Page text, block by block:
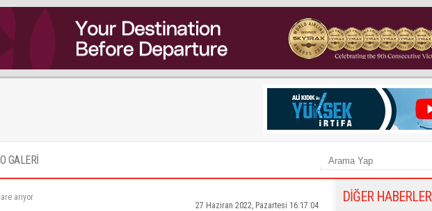
GALERİ
arıyor
27 Haziran 2022, Pazartesi 16:17:04
DİĞER HABERLER